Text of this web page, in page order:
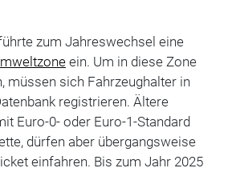
zum Jahreswechsel eine
ein. Um in diese Zone
müssen sich Fahrzeughalter in
registrieren. Ältere
Euro-0- oder Euro-1-Standard
dürfen aber übergangsweise
einfahren. Bis zum Jahr 2025